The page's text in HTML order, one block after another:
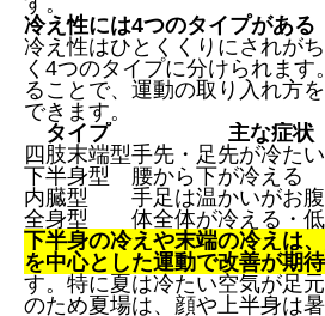
冷え性には4つのタイプがある
冷え性はひとくくりにされが
く4つのタイプに分けられます
ることで、運動の取り入れ方
できます。
タイプ
主な症状
四肢末端型手先・足先が冷たい
下半身型
腰から下が冷える
内臓型
手足は温かいがお
全身型
体全体が冷える・
下半身の冷えや末端の冷えは
を中心とした運動で改善が期
す。特に夏は冷たい空気が足
のため夏場は、顔や上半身は